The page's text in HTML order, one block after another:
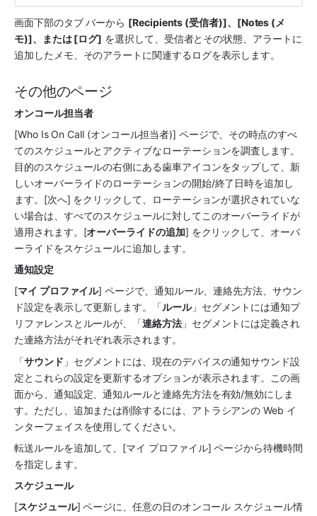
画面下部のタブ バーから [Recipients (受信者)]、[Notes (メ
モ)]、または [ログ] を選択して、受信者とその状態、アラートに
追加したメモ、そのアラートに関連するログを表示します。
その他のページ
オンコール担当者
[Who Is On Call (オンコール担当者)] ページで、その時点のすべ
てのスケジュールとアクティブなローテーションを調査します。
目的のスケジュールの右側にある歯車アイコンをタップして、新
しいオーバーライドのローテーションの開始/終了日時を追加し
ます。[次へ] をクリックして、ローテーションが選択されていな
い場合は、すべてのスケジュールに対してこのオーバーライドが
適用されます。[オーバーライドの追加] をクリックして、オーバ
ーライドをスケジュールに追加します。
通知設定
[マイ プロファイル] ページで、通知ルール、連絡先方法、サウン
ド設定を表示して更新します。「ルール」セグメントには通知プ
リファレンスとルールが、「連絡方法」セグメントには定義され
た連絡方法がそれぞれ表示されます。
「サウンド 」セグメントには、現在のデバイスの通知サウンド設
定とこれらの設定を更新するオプションが表示されます。この画
面から、通知設定、通知ルールと連絡先方法を有効/無効にしま
す。ただし、追加または削除するには、アトラシアンの Web イ
ンターフェイスを使用してください。
転送ルールを追加して、[マイ プロファイル] ページから待機時間
を指定します。
スケジュール
[スケジュール] ページに、任意の日のオンコール スケジュール情